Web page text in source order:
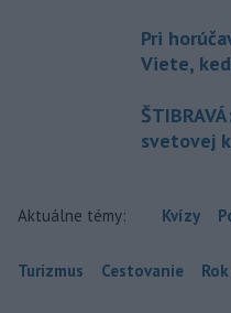
Pri
Viete,
svetovej
Aktuálne témy: Kvízy
Turizmus Cestovanie